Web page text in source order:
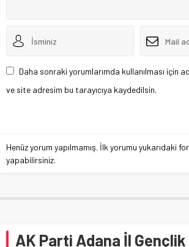
Daha sonraki yorumlarımda kullanılması için
ve site adresim bu tarayıcıya kaydedilsin.
Henüz yorum yapılmamış. İlk yorumu yukarıdaki
yapabilirsiniz.
AK Parti Adana İl Gençlik